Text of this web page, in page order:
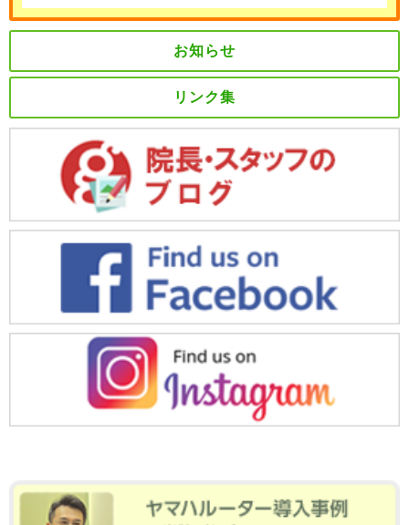
お知らせ
リンク集